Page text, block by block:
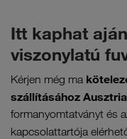
Itt kaphat
viszonylatú
Kérjen még ma
szállításához
formanyomtatványt és
kapcsolattartója